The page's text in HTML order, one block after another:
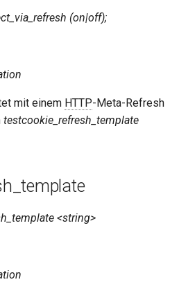
(on|off);
mit einem HTTP-Meta-Refresh
testcookie_refresh_template
<string>